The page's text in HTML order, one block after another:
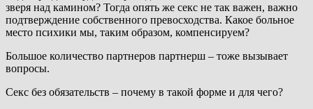
зверя над камином? Тогда опять же секс не так важен, важно
подтверждение собственного превосходства. Какое больное
место психики мы, таким образом, компенсируем?
Большое количество партнеров партнерш – тоже вызывает
вопросы.
Секс без обязательств – почему в такой форме и для чего?